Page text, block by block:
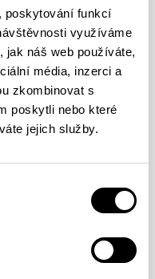
poskytování funkcí
využíváme
jak náš web používáte,
média, inzerci a
zkombinovat s
poskytli nebo které
jejich služby.
/